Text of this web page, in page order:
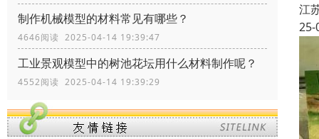
制作机械模型的材料常见有哪些？
4646阅读 2025-04-14 19:39:47
工业景观模型中的树池花坛用什么材料制作呢？
4552阅读 2025-04-14 19:39:29
江
25-